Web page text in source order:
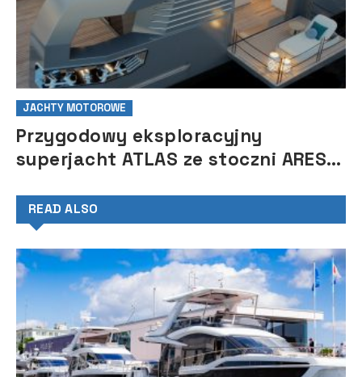
JACHTY MOTOROWE
Przygodowy eksploracyjny
superjacht ATLAS ze stoczni ARES
READ ALSO